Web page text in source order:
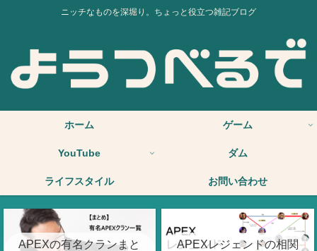
ニッチなものを深堀り。ちょっと役立つ雑記ブログ
ホーム ゲーム
YouTube ダム
ライフスタイル お問い合わせ
APEXの有名クランまと
APEXレジェンドの相関